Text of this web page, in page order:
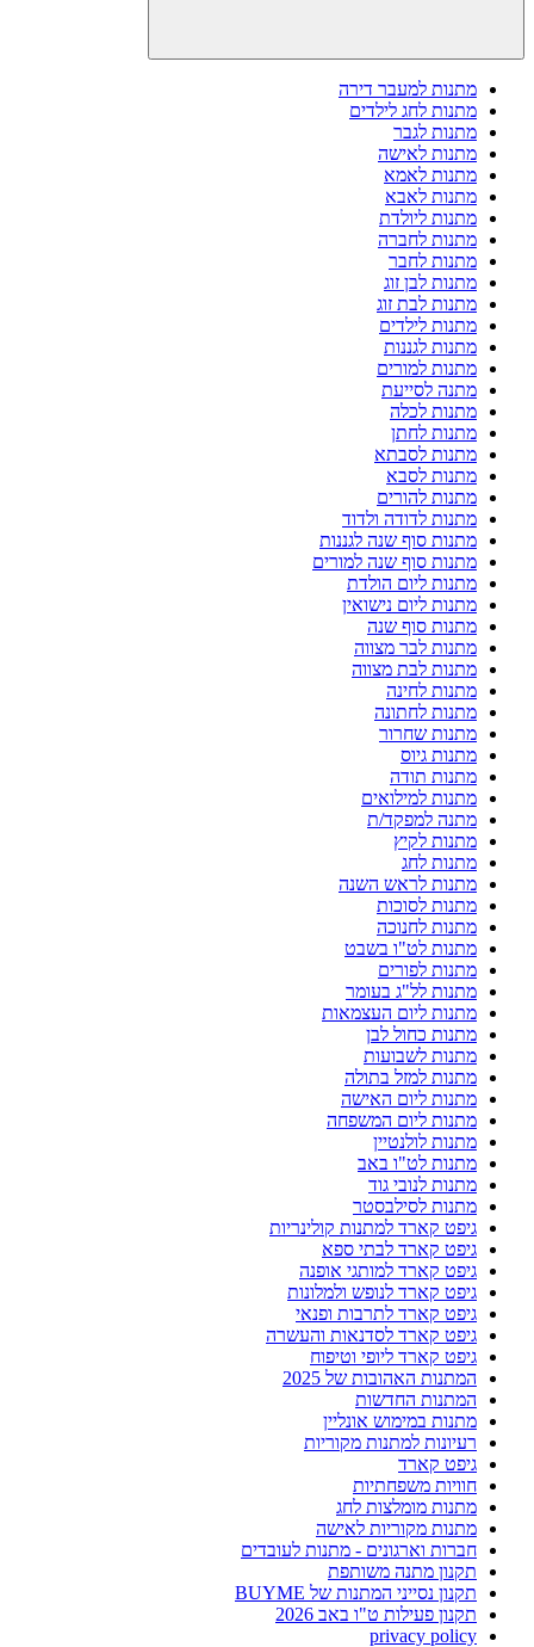
מתנות למעבר דירה
מתנות לחג לילדים
מתנות לגבר
מתנות לאישה
מתנות לאמא
מתנות לאבא
מתנות ליולדת
מתנות לחברה
מתנות לחבר
מתנות לבן זוג
מתנות לבת זוג
מתנות לילדים
מתנות לגננות
מתנות למורים
מתנה לסייעת
מתנות לכלה
מתנות לחתן
מתנות לסבתא
מתנות לסבא
מתנות להורים
מתנות לדודה ולדוד
מתנות סוף שנה לגננות
מתנות סוף שנה למורים
מתנות ליום הולדת
מתנות ליום נישואין
מתנות סוף שנה
מתנות לבר מצווה
מתנות לבת מצווה
מתנות לחינה
מתנות לחתונה
מתנות שחרור
מתנות גיוס
מתנות תודה
מתנות למילואים
מתנה למפקד/ת
מתנות לקיץ
מתנות לחג
מתנות לראש השנה
מתנות לסוכות
מתנות לחנוכה
מתנות לט"ו בשבט
מתנות לפורים
מתנות לל"ג בעומר
מתנות ליום העצמאות
מתנות כחול לבן
מתנות לשבועות
מתנות למזל בתולה
מתנות ליום האישה
מתנות ליום המשפחה
מתנות לולנטיין
מתנות לט"ו באב
מתנות לנובי גוד
מתנות לסילבסטר
גיפט קארד למתנות קולינריות
גיפט קארד לבתי ספא
גיפט קארד למותגי אופנה
גיפט קארד לנופש ולמלונות
גיפט קארד לתרבות ופנאי
גיפט קארד לסדנאות והעשרה
גיפט קארד ליופי וטיפוח
המתנות האהובות של 2025
המתנות החדשות
מתנות במימוש אונליין
רעיונות למתנות מקוריות
גיפט קארד
חוויות משפחתיות
מתנות מומלצות לחג
מתנות מקוריות לאישה
חברות וארגונים - מתנות לעובדים
תקנון מתנה משותפת
תקנון נסייני המתנות של BUYME
תקנון פעילות ט"ו באב 2026
privacy policy